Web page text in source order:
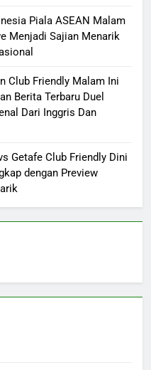
Piala ASEAN Malam
Menjadi Sajian Menarik
Club Friendly Malam Ini
Berita Terbaru Duel
Dari Inggris Dan
Getafe Club Friendly Dini
dengan Preview